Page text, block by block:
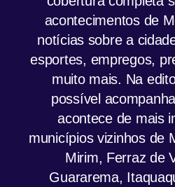
acontecimentos de
notícias sobre a
esportes, empregos,
muito mais. Na
possível
acontece de mais
municípios vizinhos de
Mirim, Ferraz de
Guararema,